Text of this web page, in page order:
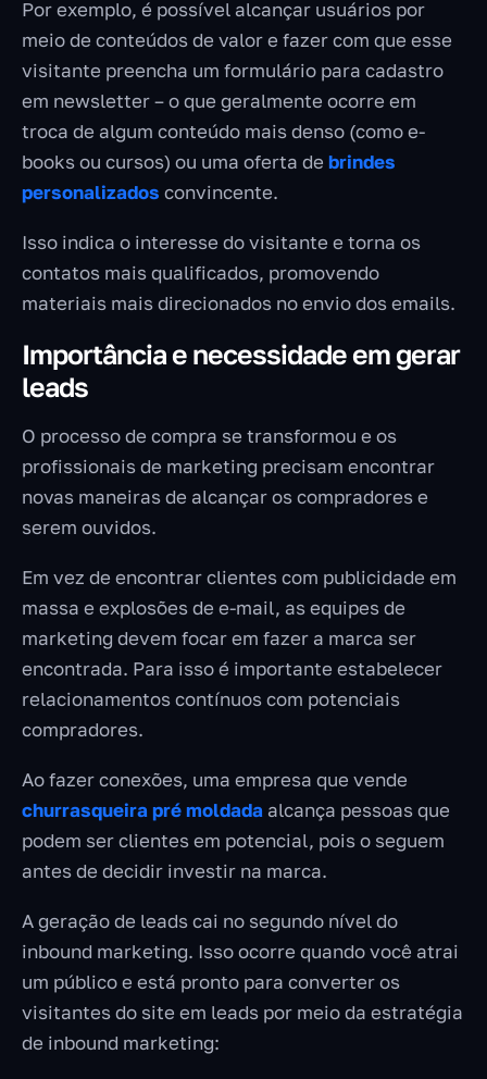
Por exemplo, é possível alcançar usuários por
meio de conteúdos de valor e fazer com que esse
visitante preencha um formulário para cadastro
em newsletter – o que geralmente ocorre em
troca de algum conteúdo mais denso (como e-
books ou cursos) ou uma oferta de brindes
personalizados convincente.
Isso indica o interesse do visitante e torna os
contatos mais qualificados, promovendo
materiais mais direcionados no envio dos emails.
Importância e necessidade em gerar
leads
O processo de compra se transformou e os
profissionais de marketing precisam encontrar
novas maneiras de alcançar os compradores e
serem ouvidos.
Em vez de encontrar clientes com publicidade em
massa e explosões de e-mail, as equipes de
marketing devem focar em fazer a marca ser
encontrada. Para isso é importante estabelecer
relacionamentos contínuos com potenciais
compradores.
Ao fazer conexões, uma empresa que vende
churrasqueira pré moldada alcança pessoas que
podem ser clientes em potencial, pois o seguem
antes de decidir investir na marca.
A geração de leads cai no segundo nível do
inbound marketing. Isso ocorre quando você atrai
um público e está pronto para converter os
visitantes do site em leads por meio da estratégia
de inbound marketing: